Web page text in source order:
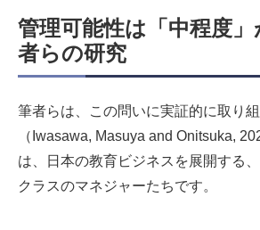
管理可能性は「中程度
者らの研究
筆者らは、この問いに実証的に取り
（Iwasawa, Masuya and Onitsuka,
は、日本の教育ビジネスを展開する
クラスのマネジャーたちです。